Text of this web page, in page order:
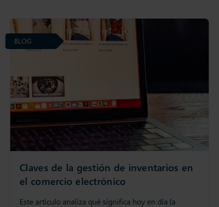
Claves de la gestión de inventarios en
el comercio electrónico
Este artículo analiza qué significa hoy en día la
BLOG